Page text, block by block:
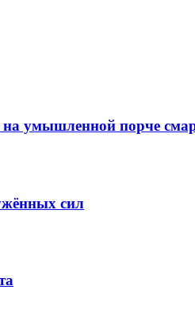
умышленной порче
сил